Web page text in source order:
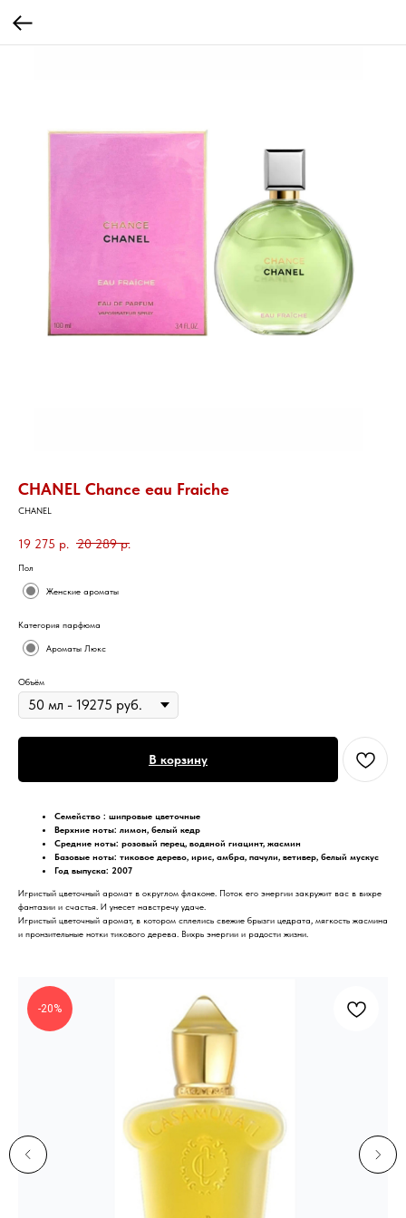
CHANEL Chance eau Fraiche
CHANEL
19 275 р. 20 289 р.
Пол
Женские ароматы
Категория парфюма
Ароматы Люкс
Объём
В корзину
Семейство : шипровые цветочные
Верхние ноты: лимон, белый кедр
Средние ноты: розовый перец, водяной гиацинт, жасмин
Базовые ноты: тиковое дерево, ирис, амбра, пачули, ветивер, белый мускус
Год выпуска: 2007
Игристый цветочный аромат в округлом флаконе. Поток его энергии закружит вас в вихре
фантазии и счастья. И унесет навстречу удаче.
Игристый цветочный аромат, в котором сплелись свежие брызги цедрата, мягкость жасмина
и пронзительные нотки тикового дерева. Вихрь энергии и радости жизни.
-20%